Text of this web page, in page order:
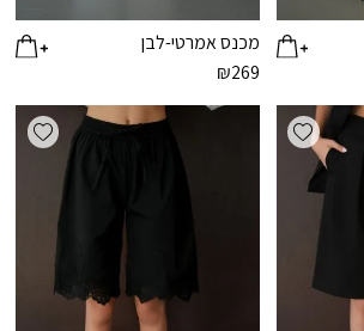
מכנס אמרטי-לבן
₪269
Add wishlist